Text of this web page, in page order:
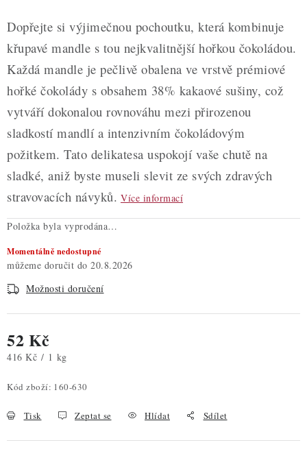
Dopřejte si výjimečnou pochoutku, která kombinuje
křupavé mandle s tou nejkvalitnější hořkou čokoládou.
Každá mandle je pečlivě obalena ve vrstvě prémiové
hořké čokolády s obsahem 38% kakaové sušiny, což
vytváří dokonalou rovnováhu mezi přirozenou
sladkostí mandlí a intenzivním čokoládovým
požitkem. Tato delikatesa uspokojí vaše chutě na
sladké, aniž byste museli slevit ze svých zdravých
stravovacích návyků. Více informací
Položka byla vyprodána…
Momentálně nedostupné
20.8.2026
Možnosti doručení
52 Kč
Měrná cena:
416 Kč / 1 kg
Kód zboží: 160-630
Tisk Zeptat se Hlídat Sdílet